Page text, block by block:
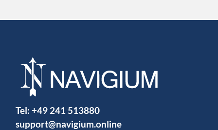
Tel: +49 241 513880
support@navigium.online